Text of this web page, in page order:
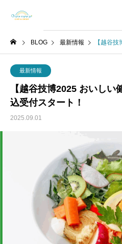
BLOG 最新情報 【越谷技博
最新情報
【越谷技博2025 おいしい
込受付スタート！
2025.09.01